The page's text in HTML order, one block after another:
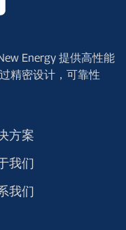
Energy 提供高性能
精密设计，可靠性
方案
我们
我们